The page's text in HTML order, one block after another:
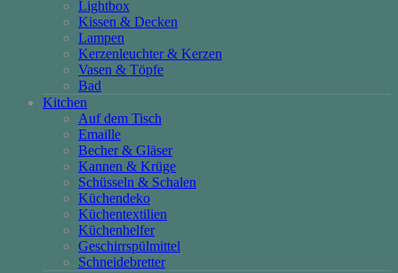
Lightbox
Kissen & Decken
Lampen
Kerzenleuchter & Kerzen
Vasen & Töpfe
Bad
Kitchen
Auf dem Tisch
Emaille
Becher & Gläser
Kannen & Krüge
Schüsseln & Schalen
Küchendeko
Küchentextilien
Küchenhelfer
Geschirrspülmittel
Schneidebretter